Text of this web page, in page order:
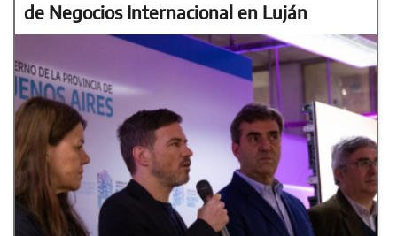
de Negocios Internacional en Luján